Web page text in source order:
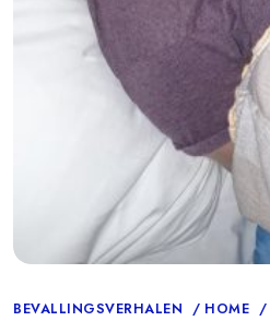
Categories
BEVALLINGSVERHALEN HOME